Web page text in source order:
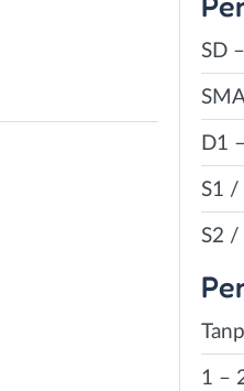
SD
D1
S1 /
S2 /
1 –